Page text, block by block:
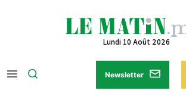
Lundi 10 Août 2026
Newsletter